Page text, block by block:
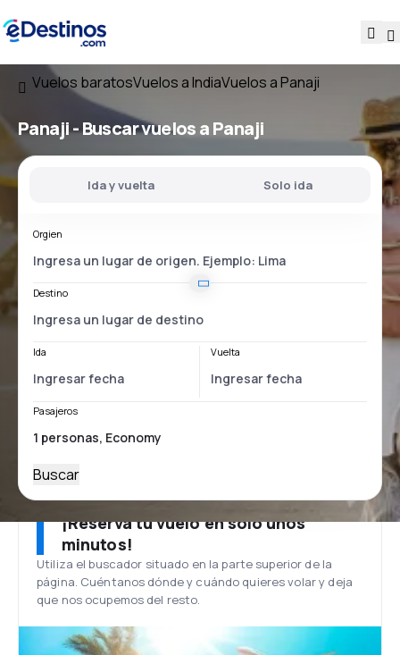
Vuelos baratosVuelos a IndiaVuelos a Panaji
Panaji - Buscar vuelos a Panaji
Ida y vuelta Solo ida
Orgien
Destino
Ida Vuelta
Pasajeros
Buscar
¡Reserva tu vuelo en solo unos
minutos!
Utiliza el buscador situado en la parte superior de la
página. Cuéntanos dónde y cuándo quieres volar y deja
que nos ocupemos del resto.